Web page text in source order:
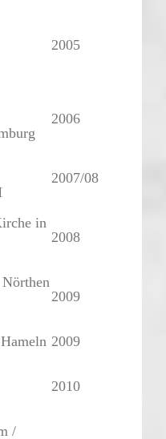
2005
2006
2007/08
in
2008
2009
2009
2010
/